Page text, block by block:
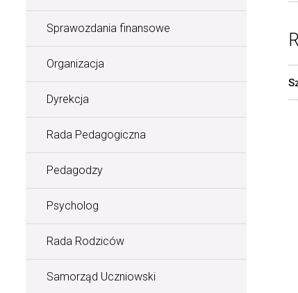
Sprawozdania finansowe
Organizacja
Dyrekcja
Rada Pedagogiczna
Pedagodzy
Psycholog
Rada Rodziców
Samorząd Uczniowski